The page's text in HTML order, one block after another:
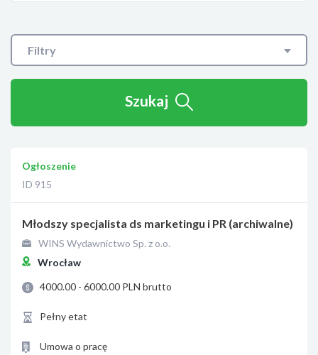
Filtry
Szukaj
Ogłoszenie
ID 915
Młodszy specjalista ds marketingu i PR (archiwalne)
WINS Wydawnictwo Sp. z o.o.
Wrocław
4000.00 - 6000.00 PLN brutto
Pełny etat
Umowa o pracę